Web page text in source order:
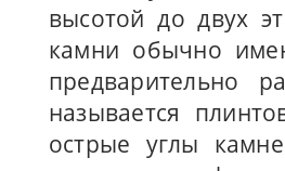
высотой до двух
камни обычно
предварительно
называется
острые углы